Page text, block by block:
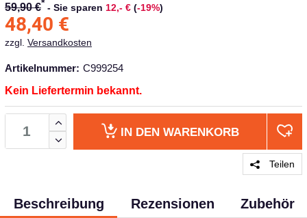
59,90 €* - Sie sparen 12,- € (-19%)
48,40 €
zzgl. Versandkosten
Artikelnummer: C999254
Kein Liefertermin bekannt.
IN DEN WARENKORB
Teilen
Beschreibung Rezensionen Zubehör